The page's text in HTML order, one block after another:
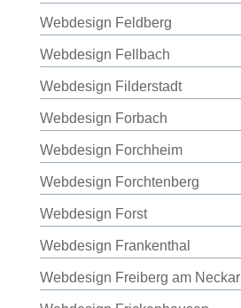
Webdesign Feldberg
Webdesign Fellbach
Webdesign Filderstadt
Webdesign Forbach
Webdesign Forchheim
Webdesign Forchtenberg
Webdesign Forst
Webdesign Frankenthal
Webdesign Freiberg am Neckar